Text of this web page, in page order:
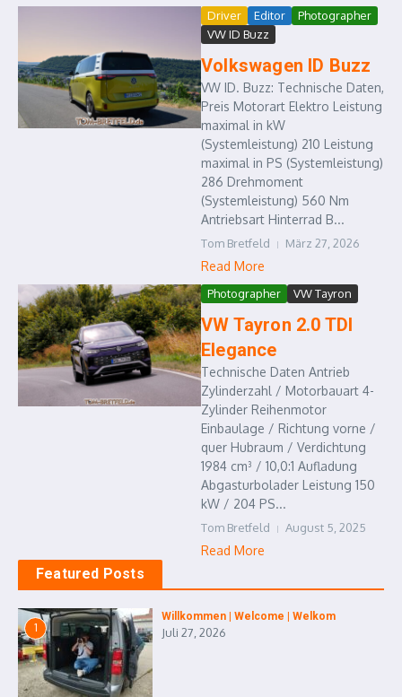
Driver Editor
Photographer
VW ID Buzz
Volkswagen ID Buzz
VW ID. Buzz: Technische Daten,
Preis Motorart Elektro Leistung
maximal in kW
(Systemleistung) 210 Leistung
maximal in PS (Systemleistung)
286 Drehmoment
(Systemleistung) 560 Nm
Antriebsart Hinterrad B...
Tom Bretfeld März 27, 2026
Read More
Photographer VW Tayron
VW Tayron 2.0 TDI
Elegance
Technische Daten Antrieb
Zylinderzahl / Motorbauart 4-
Zylinder Reihenmotor
Einbaulage / Richtung vorne /
quer Hubraum / Verdichtung
1984 cm³ / 10,0:1 Aufladung
Abgasturbolader Leistung 150
kW / 204 PS...
Tom Bretfeld August 5, 2025
Read More
Featured Posts
1
Willkommen | Welcome | Welkom
Juli 27, 2026